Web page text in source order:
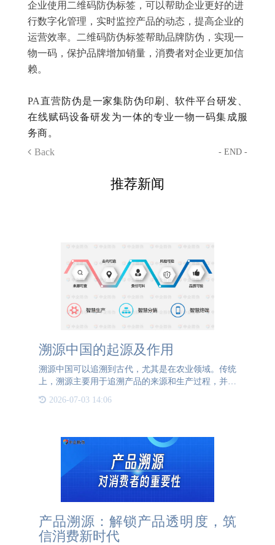
企业使用二维码防伪标签，可以帮助企业更好的进
行数字化管理，实时监控产品的动态，提高企业的
运营效率。二维码防伪标签帮助品牌防伪，实现一
物一码，保护品牌增加销量，消费者对企业更加信
赖。
PA直营防伪是一家集防伪印刷、软件平台研发、
在线赋码设备研发为一体的专业一物一码集成服
务商。
Back
- END -
推荐新闻
溯源中国的起源及作用
溯源中国可以追溯到古代，尤其是在农业领域。传统
上，溯源主要用于追溯产品的来源和生产过程，并保
有以下作用：保障食品安全：中国是一个人口众多的
2026-07-03 14:06
产品溯源：解锁产品透明度，筑
信消费新时代